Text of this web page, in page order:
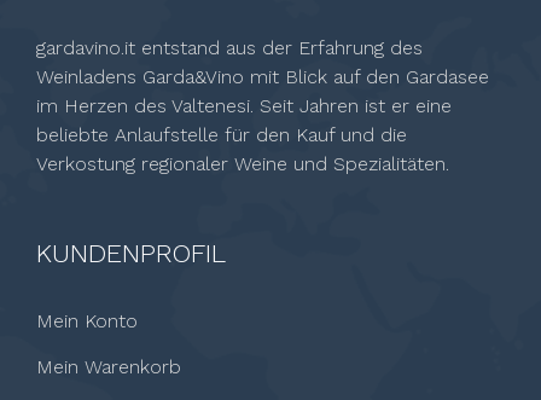
gardavino.it entstand aus der Erfahrung des
Weinladens Garda&Vino mit Blick auf den Gardasee
im Herzen des Valtenesi. Seit Jahren ist er eine
beliebte Anlaufstelle für den Kauf und die
Verkostung regionaler Weine und Spezialitäten.
KUNDENPROFIL
Mein Konto
Mein Warenkorb